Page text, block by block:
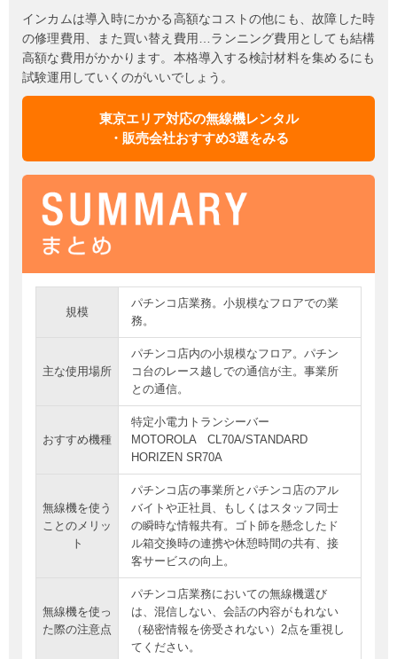
インカムは導入時にかかる高額なコストの他にも、故障した時
の修理費用、また買い替え費用…ランニング費用としても結構
高額な費用がかかります。本格導入する検討材料を集めるにも
試験運用していくのがいいでしょう。
東京エリア対応の無線機レンタル
・販売会社おすすめ3選をみる
規模
パチンコ店業務。小規模なフロアでの業
務。
主な使用場所
パチンコ店内の小規模なフロア。パチン
コ台のレース越しでの通信が主。事業所
との通信。
おすすめ機種
特定小電力トランシーバー
MOTOROLA CL70A/STANDARD
HORIZEN SR70A
無線機を使う
ことのメリッ
ト
パチンコ店の事業所とパチンコ店のアル
バイトや正社員、もしくはスタッフ同士
の瞬時な情報共有。ゴト師を懸念したド
ル箱交換時の連携や休憩時間の共有、接
客サービスの向上。
無線機を使っ
た際の注意点
パチンコ店業務においての無線機選び
は、混信しない、会話の内容がもれない
（秘密情報を傍受されない）2点を重視し
てください。